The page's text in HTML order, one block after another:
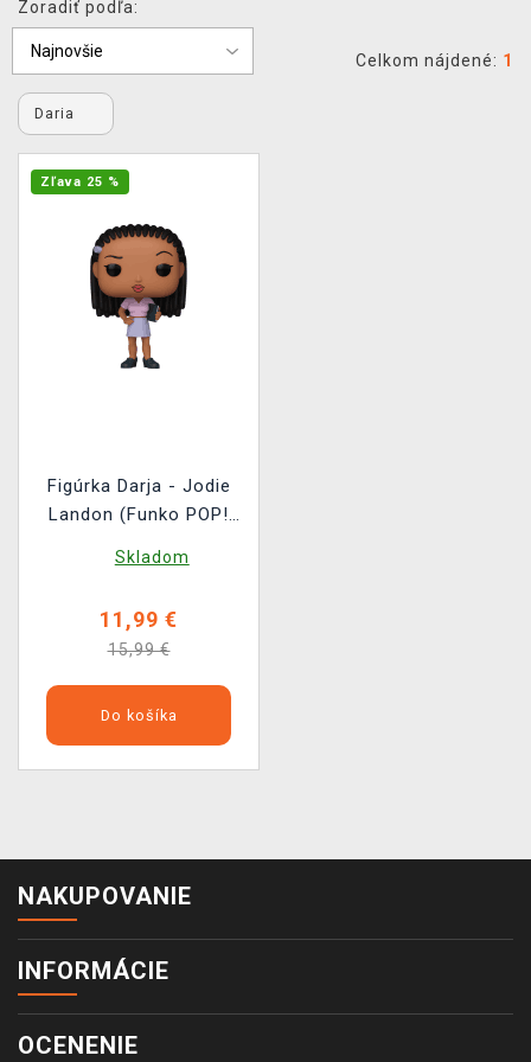
XZONE KLUB
Zoradiť podľa:
Celkom nájdené: 1
Daria
Zľava 25 %
Figúrka Darja - Jodie
Landon (Funko POP!
Skladom
11,99 €
15,99 €
Do košíka
NAKUPOVANIE
INFORMÁCIE
OCENENIE